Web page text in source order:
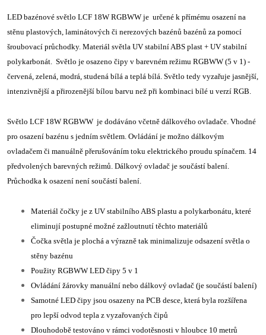
LED bazénové světlo LCF 18W RGBWW je určené k přímému osazení na
stěnu plastových, laminátových či nerezových bazénů bazénů za pomocí
šroubovací průchodky. Materiál světla UV stabilní ABS plast + UV stabilní
polykarbonát. Světlo je osazeno čipy v barevném režimu RGBWW (5 v 1) -
červená, zelená, modrá, studená bílá a teplá bílá. Světlo tedy vyzařuje jasnější,
intenzivnější a přirozenější bílou barvu než při kombinaci bílé u verzí RGB.
Světlo LCF 18W RGBWW je dodáváno včetně dálkového ovladače. Vhodné
pro osazení bazénu s jedním světlem. Ovládání je možno dálkovým
ovladačem či manuálně přerušováním toku elektrického proudu spínačem. 14
předvolených barevných režimů. Dálkový ovladač je součástí balení.
Průchodka k osazení není součástí balení.
Materiál čočky je z UV stabilního ABS plastu a polykarbonátu, které
eliminují postupné možné zažloutnutí těchto materiálů
Čočka světla je plochá a výrazně tak minimalizuje odsazení světla o
stěny bazénu
Použity RGBWW LED čipy 5 v 1
Ovládání žárovky manuální nebo dálkový ovladač (je součástí balení)
Samotné LED čipy jsou osazeny na PCB desce, která byla rozšířena
pro lepší odvod tepla z vyzařovaných čipů
Dlouhodobě testováno v rámci vodotěsnosti v hloubce 10 metrů